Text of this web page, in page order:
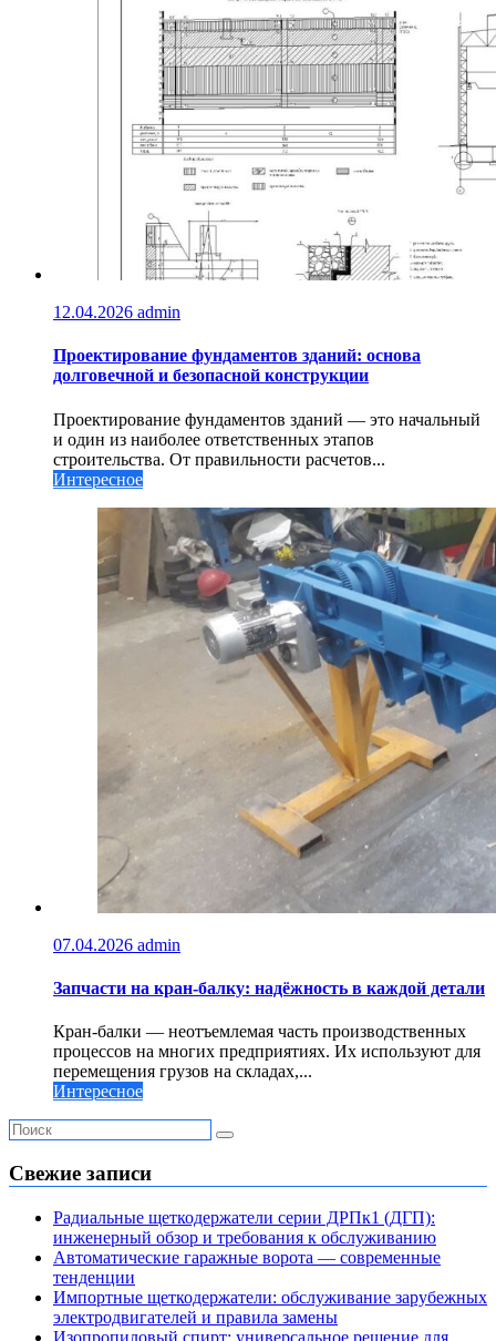
12.04.2026 admin
Проектирование фундаментов зданий: основа
долговечной и безопасной конструкции
Проектирование фундаментов зданий — это начальный
и один из наиболее ответственных этапов
строительства. От правильности расчетов...
Интересное
07.04.2026 admin
Запчасти на кран-балку: надёжность в каждой детали
Кран-балки — неотъемлемая часть производственных
процессов на многих предприятиях. Их используют для
перемещения грузов на складах,...
Интересное
Свежие записи
Радиальные щеткодержатели серии ДРПк1 (ДГП):
инженерный обзор и требования к обслуживанию
Автоматические гаражные ворота — современные
тенденции
Импортные щеткодержатели: обслуживание зарубежных
электродвигателей и правила замены
Изопропиловый спирт: универсальное решение для